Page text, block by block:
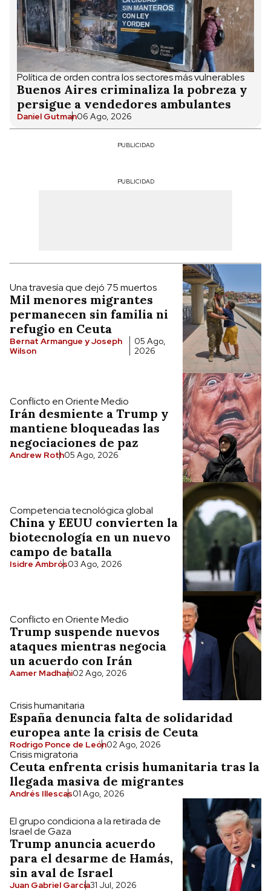
Política de orden contra los sectores más vulnerables
Buenos Aires criminaliza la pobreza y
persigue a vendedores ambulantes
Daniel Gutman06 Ago, 2026
PUBLICIDAD
PUBLICIDAD
Una travesía que dejó 75 muertos
Mil menores migrantes
permanecen sin familia ni
refugio en Ceuta
Bernat Armangue y Joseph
Wilson
05 Ago,
2026
Conflicto en Oriente Medio
Irán desmiente a Trump y
mantiene bloqueadas las
negociaciones de paz
Andrew Roth05 Ago, 2026
Competencia tecnológica global
China y EEUU convierten la
biotecnología en un nuevo
campo de batalla
Isidre Ambrós03 Ago, 2026
Conflicto en Oriente Medio
Trump suspende nuevos
ataques mientras negocia
un acuerdo con Irán
Aamer Madhani02 Ago, 2026
Crisis humanitaria
España denuncia falta de solidaridad
europea ante la crisis de Ceuta
Rodrigo Ponce de León02 Ago, 2026
Crisis migratoria
Ceuta enfrenta crisis humanitaria tras la
llegada masiva de migrantes
Andrés Illescas01 Ago, 2026
El grupo condiciona a la retirada de
Israel de Gaza
Trump anuncia acuerdo
para el desarme de Hamás,
sin aval de Israel
Juan Gabriel García31 Jul, 2026